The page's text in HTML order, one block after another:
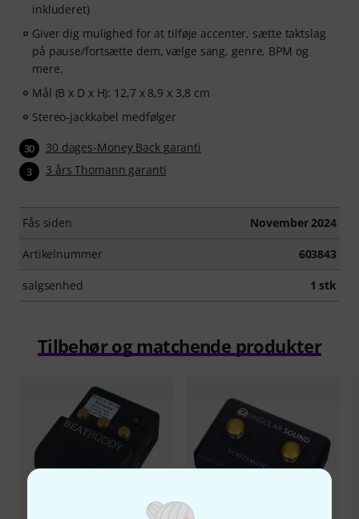
inkluderet)
Giver dig mulighed for at tilføje accenter, sætte taktslag
på pause/fortsætte dem, vælge sang, genre, BPM og
mere.
Mål (B x D x H): 12,7 x 8,9 x 3,8 cm
Stereo-jackkabel medfølger
30 30 dages-Money Back garanti
3 3 års Thomann garanti
Fås siden November 2024
Artikelnummer 603843
salgsenhed 1 stk
Tilbehør og matchende produkter